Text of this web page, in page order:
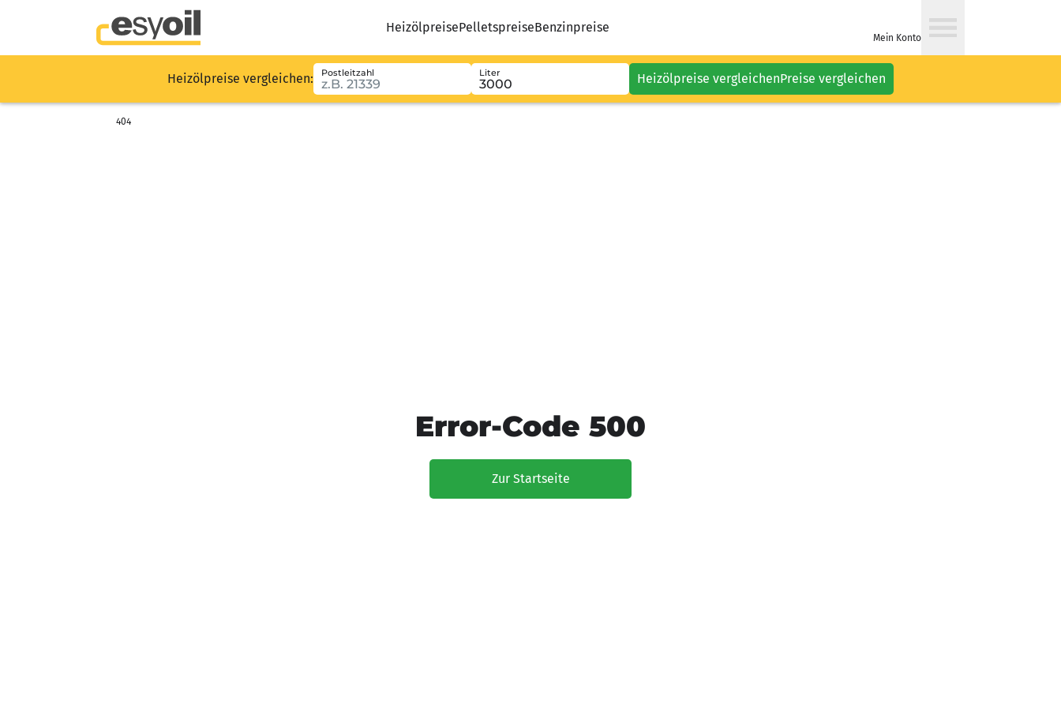
HeizölpreisePelletspreiseBenzinpreise
Mein Konto
Heizölpreise vergleichen: Postleitzahl Liter Heizölpreise vergleichenPreise vergleichen
404
Error-Code 500
Zur Startseite